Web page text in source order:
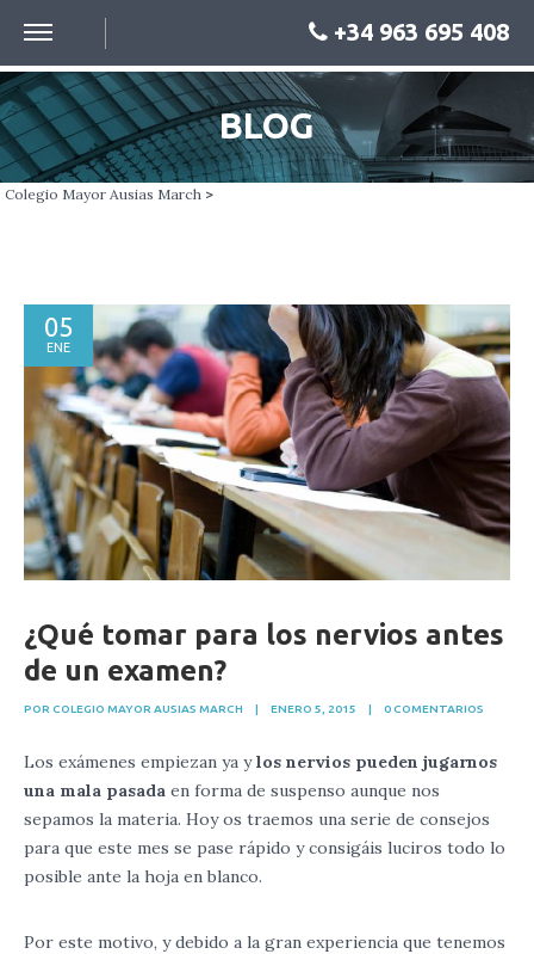
+34 963 695 408
BLOG
Colegio Mayor Ausias March >
05
ENE
¿Qué tomar para los nervios antes
de un examen?
POR COLEGIO MAYOR AUSIAS MARCH | ENERO 5, 2015 | 0 COMENTARIOS
Los exámenes empiezan ya ylos nervios pueden jugarnos
una mala pasada en forma de suspenso aunque nos
sepamos la materia. Hoy os traemos una serie de consejos
para que este mes se pase rápido y consigáis luciros todo lo
posible ante la hoja en blanco.
Por este motivo, y debido a la gran experiencia que tenemos